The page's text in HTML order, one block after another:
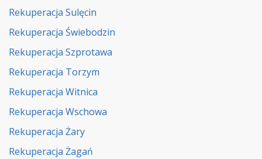
Rekuperacja Sulęcin
Rekuperacja Świebodzin
Rekuperacja Szprotawa
Rekuperacja Torzym
Rekuperacja Witnica
Rekuperacja Wschowa
Rekuperacja Żary
Rekuperacja Żagań